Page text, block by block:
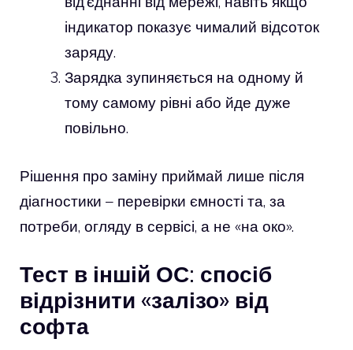
індикатор показує чималий відсоток
заряду.
Зарядка зупиняється на одному й
тому самому рівні або йде дуже
повільно.
Рішення про заміну приймай лише після
діагностики – перевірки ємності та, за
потреби, огляду в сервісі, а не «на око».
Тест в іншій ОС: спосіб
відрізнити «залізо» від
софта